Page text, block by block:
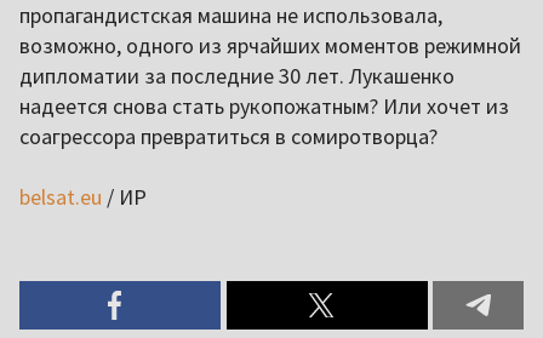
пропагандистская машина не использовала,
возможно, одного из ярчайших моментов режимной
дипломатии за последние 30 лет. Лукашенко
надеется снова стать рукопожатным? Или хочет из
соагрессора превратиться в сомиротворца?
belsat.eu / ИР